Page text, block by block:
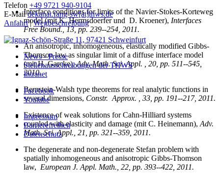
Interface conditions for limits of the Navier-Stokes-Korteweg
model (mit K. Hermsdoerfer und D. Kroener), Interfaces
Free Bound., 13, pp. 239--254, 2011.
An anisotropic, inhomogeneous, elastically modified Gibbs-
Thomson law as singular limit of a diffuse interface model
(mit H. Garcke),Adv. Math. Sci. Appl. , 20, pp. 511--545,
2010.
Bernstein-Walsh type theorems for real analytic functions in
several dimensions, Constr. Approx. , 33, pp. 191--217, 2011.
Existence of weak solutions for Cahn-Hilliard systems
coupled with elasticity and damage (mit C. Heinemann), Adv.
Math. Sci. Appl., 21, pp. 321--359, 2011.
The degenerate and non-degenerate Stefan problem with
spatially inhomogeneous and anisotropic Gibbs-Thomson
law, European J. Appl. Math., 22, pp. 393--422, 2011.
Telefon +49 9721 940-9104
E-Maildekanat.fang-sw[at]thws.de
Anfahrt|Wegbeschreibung
News - Presse
Stellenausschreibungen der THWS
Intranet
Facebook
Youtube
Impressum
Barrierefreiheit
Datenschutz